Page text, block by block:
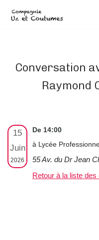
Conversation
Raymond
15
Juin
2026
De 14:00
à Lycée
55 Av. du Dr Jean
Retour à la liste